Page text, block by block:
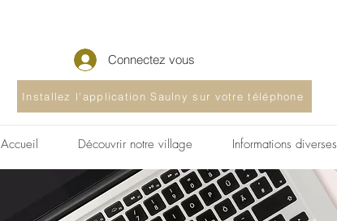
Connectez vous
Installez l'application Saulny sur votre téléphone
Accueil Découvrir notre village Informations diverses